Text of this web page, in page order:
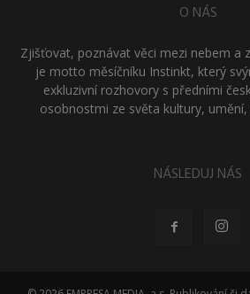
O NÁS
Zjišťovat, poznávat věci mezi nebem a
je motto měsíčníku Instinkt, který
exkluzivní rozhovory s předními
osobnostmi ze světa kultury,
NÁSLEDUJ NÁS